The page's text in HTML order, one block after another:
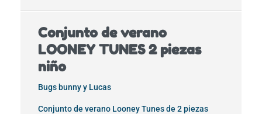
Conjunto de verano
LOONEY TUNES 2 piezas
niño
Bugs bunny y Lucas
Conjunto de verano Looney Tunes de 2 piezas